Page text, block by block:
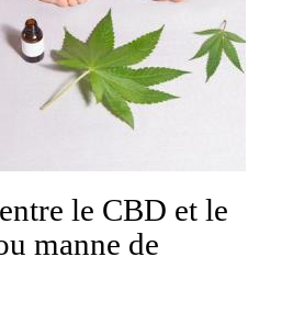
le CBD et le
manne de